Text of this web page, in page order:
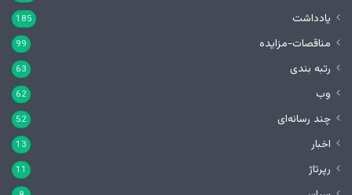
یادداشت 185
مناقصات-مزایده 99
رتبه بندی 63
وب 62
چند رسانه‌ای 52
اخبار 13
رپرتاژ 11